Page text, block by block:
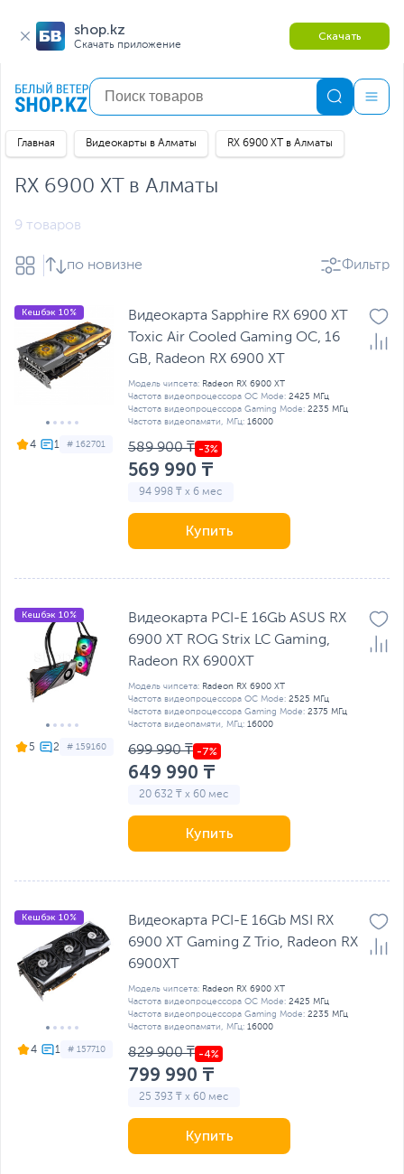
shop.kz
Скачать приложение
Скачать
Главная Видеокарты в Алматы RX 6900 XT в Алматы
RX 6900 XT в Алматы
9 товаров
по новизне Фильтр
4 # 162701
Кешбэк 10%
Видеокарта Sapphire RX 6900 XT
Toxic Air Cooled Gaming OC, 16
GB, Radeon RX 6900 XT
Модель чипсета: Radeon RX 6900 XT
Частота видеопроцессора OC Mode: 2425 МГц
Частота видеопроцессора Gaming Mode: 2235 МГц
Частота видеопамяти, МГц: 16000
589 900 ₸
569 990 ₸
94 998 ₸ x 6 мес
Купить
5 # 159160
Кешбэк 10%
Видеокарта PCI-E 16Gb ASUS RX
6900 XT ROG Strix LC Gaming,
Radeon RX 6900XT
Модель чипсета: Radeon RX 6900 XT
Частота видеопроцессора OC Mode: 2525 МГц
Частота видеопроцессора Gaming Mode: 2375 МГц
Частота видеопамяти, МГц: 16000
699 990 ₸
649 990 ₸
20 632 ₸ x 60 мес
Купить
4 # 157710
Кешбэк 10%
Видеокарта PCI-E 16Gb MSI RX
6900 XT Gaming Z Trio, Radeon RX
6900XT
Модель чипсета: Radeon RX 6900 XT
Частота видеопроцессора OC Mode: 2425 МГц
Частота видеопроцессора Gaming Mode: 2235 МГц
Частота видеопамяти, МГц: 16000
829 900 ₸
799 990 ₸
25 393 ₸ x 60 мес
Купить